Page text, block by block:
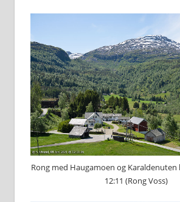
Rong med Haugamoen og Karaldenuten
12:11 (Rong Voss)